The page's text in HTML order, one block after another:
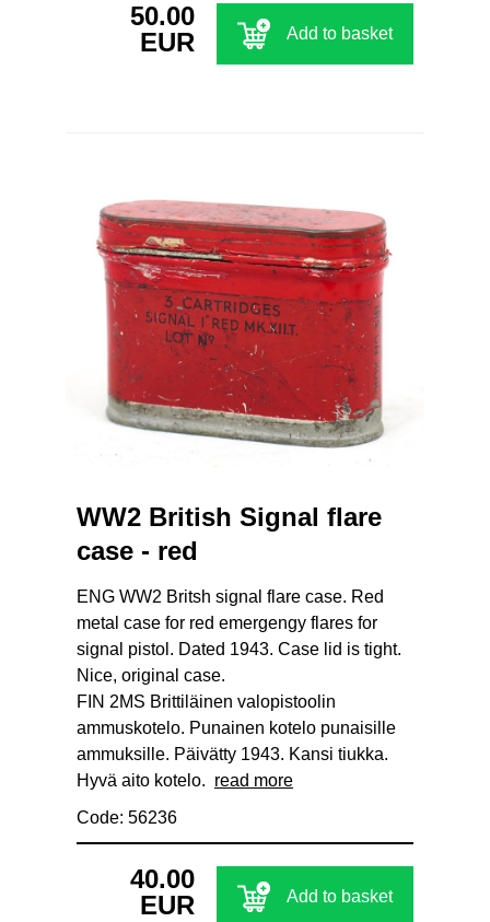
50.00
EUR
Add to basket
WW2 British Signal flare
case - red
ENG WW2 Britsh signal flare case. Red
metal case for red emergengy flares for
signal pistol. Dated 1943. Case lid is tight.
Nice, original case.
FIN 2MS Brittiläinen valopistoolin
ammuskotelo. Punainen kotelo punaisille
ammuksille. Päivätty 1943. Kansi tiukka.
Hyvä aito kotelo. read more
Code: 56236
40.00
EUR
Add to basket